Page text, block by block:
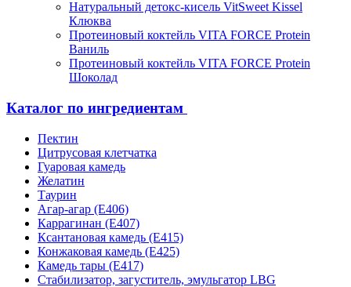
Натуральный детокс-кисель VitSweet Kissel
Клюква
Протеиновый коктейль VITA FORCE Protein
Ваниль
Протеиновый коктейль VITA FORCE Protein
Шоколад
Каталог по ингредиентам
Пектин
Цитрусовая клетчатка
Гуаровая камедь
Желатин
Таурин
Агар-агар (Е406)
Каррагинан (Е407)
Ксантановая камедь (Е415)
Конжаковая камедь (Е425)
Камедь тары (Е417)
Стабилизатор, загуститель, эмульгатор LBG